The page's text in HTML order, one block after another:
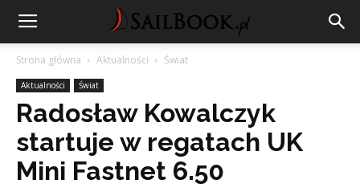
Strona główna Aktualności Świat
Aktualności Świat
Radosław Kowalczyk
startuje w regatach UK
Mini Fastnet 6.50